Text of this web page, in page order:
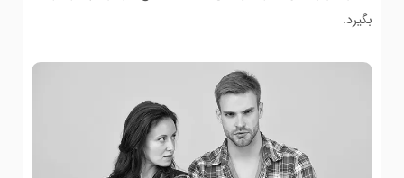
بگیرد.